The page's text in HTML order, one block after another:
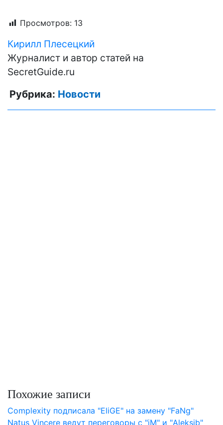
Просмотров: 13
Кирилл Плесецкий
Журналист и автор статей на
SecretGuide.ru
Рубрика: Новости
Похожие записи
Complexity подписала "EliGE" на замену "FaNg"
Natus Vincere ведут переговоры с "iM" и "Aleksib"